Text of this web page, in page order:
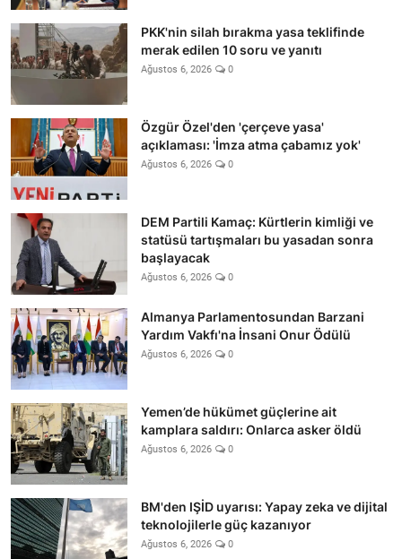
PKK'nin silah bırakma yasa teklifinde
merak edilen 10 soru ve yanıtı
Ağustos 6, 2026 0
Özgür Özel'den 'çerçeve yasa'
açıklaması: 'İmza atma çabamız yok'
Ağustos 6, 2026 0
DEM Partili Kamaç: Kürtlerin kimliği ve
statüsü tartışmaları bu yasadan sonra
başlayacak
Ağustos 6, 2026 0
Almanya Parlamentosundan Barzani
Yardım Vakfı'na İnsani Onur Ödülü
Ağustos 6, 2026 0
Yemen’de hükümet güçlerine ait
kamplara saldırı: Onlarca asker öldü
Ağustos 6, 2026 0
BM'den IŞİD uyarısı: Yapay zeka ve dijital
teknolojilerle güç kazanıyor
Ağustos 6, 2026 0